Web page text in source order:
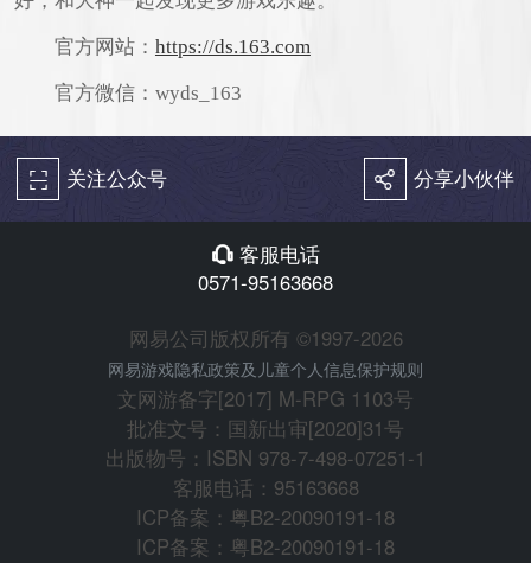
官方网站： https://ds.163.com
官方微信：wyds_163
򰀁 关注公众号 򰀂 分享小伙伴
򰀃 客服电话
0571-95163668
网易公司版权所有 ©1997-2026
网易游戏隐私政策及儿童个人信息保护规则
文网游备字[2017] M-RPG 1103号
批准文号：国新出审[2020]31号
出版物号：ISBN 978-7-498-07251-1
客服电话：95163668
ICP备案：粤B2-20090191-18
ICP备案：粤B2-20090191-18